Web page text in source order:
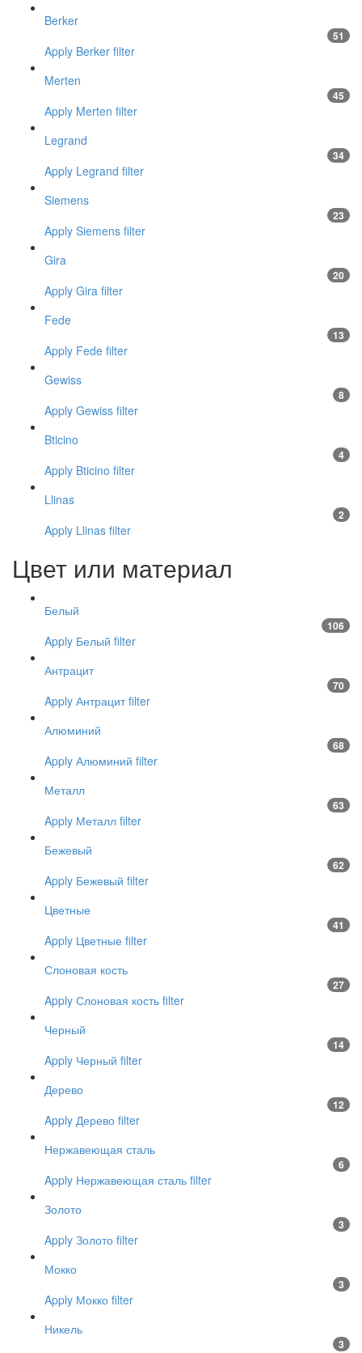
Berker
51
Apply Berker filter
Merten
45
Apply Merten filter
Legrand
34
Apply Legrand filter
Siemens
23
Apply Siemens filter
Gira
20
Apply Gira filter
Fede
13
Apply Fede filter
Gewiss
8
Apply Gewiss filter
Bticino
4
Apply Bticino filter
Llinas
2
Apply Llinas filter
Цвет или материал
Белый
106
Apply Белый filter
Антрацит
70
Apply Антрацит filter
Алюминий
68
Apply Алюминий filter
Металл
63
Apply Металл filter
Бежевый
62
Apply Бежевый filter
Цветные
41
Apply Цветные filter
Слоновая кость
27
Apply Слоновая кость filter
Черный
14
Apply Черный filter
Дерево
12
Apply Дерево filter
Нержавеющая сталь
6
Apply Нержавеющая сталь filter
Золото
3
Apply Золото filter
Мокко
3
Apply Мокко filter
Никель
3